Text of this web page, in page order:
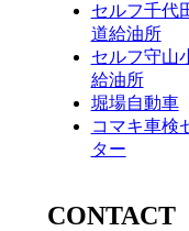
セルフ千代
道給油所
セルフ守山
給油所
堀場自動車
コマキ車検
ター
CONTACT